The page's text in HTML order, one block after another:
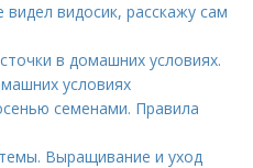
видосик, расскажу сам
в домашних условиях.
условиях
семенами. Правила
Выращивание и уход